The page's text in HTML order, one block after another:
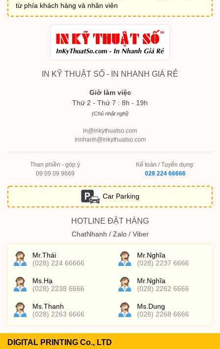
từ phía khách hàng và nhân viên
IN KỸ THUẬT SỐ - IN NHANH GIÁ RẺ
Giờ làm việc
Thứ 2 - Thứ 7 : 8h - 19h
(Chủ nhật nghỉ)
in@inkythuatso.com
innhanh@inkythuatso.com
Than phiền - góp ý
09 09 09 9669
Kế toán / Tuyển dụng:
028 224 66666
Car Parking
HOTLINE ĐẶT HÀNG
ChatNhanh / Zalo / Viber
Mr.Thái
(028) 224 66666
Mr.Nghĩa
(028) 2237 6666
Ms.Hạ
(028) 2238 6666
Mr.Nghĩa
(028) 2262 6666
Ms.Thanh
(028) 2263 6666
Ms.Dung
(028) 2268 6666
DIGITAL PRINTING Co., LTD